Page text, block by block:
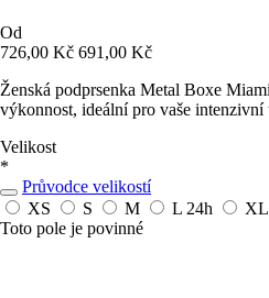
Od
726,00 Kč 691,00 Kč
Ženská podprsenka Metal Boxe
výkonnost, ideální pro vaše
Velikost
*
Průvodce velikostí
XS
S M L 24h XL
Toto pole je povinné